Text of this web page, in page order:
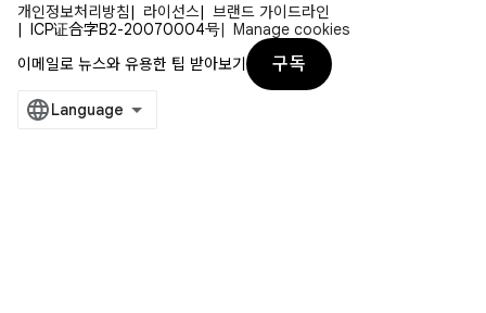
개인정보처리방침 라이선스
브랜드 가이드라인
ICP证合字B2-20070004号
Manage cookies
이메일로 뉴스와 유용한 팁 받아보기
구독